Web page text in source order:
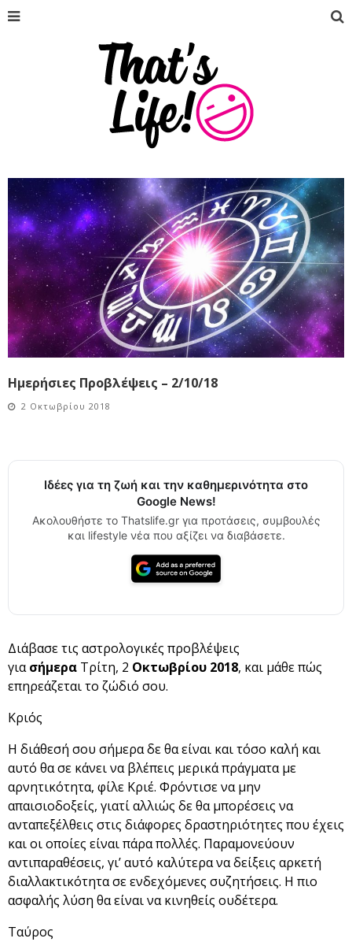
Ημερήσιες Προβλέψεις – 2/10/18
2 Οκτωβρίου 2018
Ιδέες για τη ζωή και την καθημερινότητα στο
Google News!
Ακολουθήστε το Thatslife.gr για προτάσεις, συμβουλές
και lifestyle νέα που αξίζει να διαβάσετε.
Διάβασε τις αστρολογικές προβλέψεις
γιασήμερα Τρίτη, 2 Οκτωβρίου 2018, και μάθε πώς
επηρεάζεται το ζώδιό σου.
Κριός
Η διάθεσή σου σήμερα δε θα είναι και τόσο καλή και
αυτό θα σε κάνει να βλέπεις μερικά πράγματα με
αρνητικότητα, φίλε Κριέ. Φρόντισε να μην
απαισιοδοξείς, γιατί αλλιώς δε θα μπορέσεις να
ανταπεξέλθεις στις διάφορες δραστηριότητες που έχεις
και οι οποίες είναι πάρα πολλές. Παραμονεύουν
αντιπαραθέσεις, γι’ αυτό καλύτερα να δείξεις αρκετή
διαλλακτικότητα σε ενδεχόμενες συζητήσεις. Η πιο
ασφαλής λύση θα είναι να κινηθείς ουδέτερα.
Ταύρος